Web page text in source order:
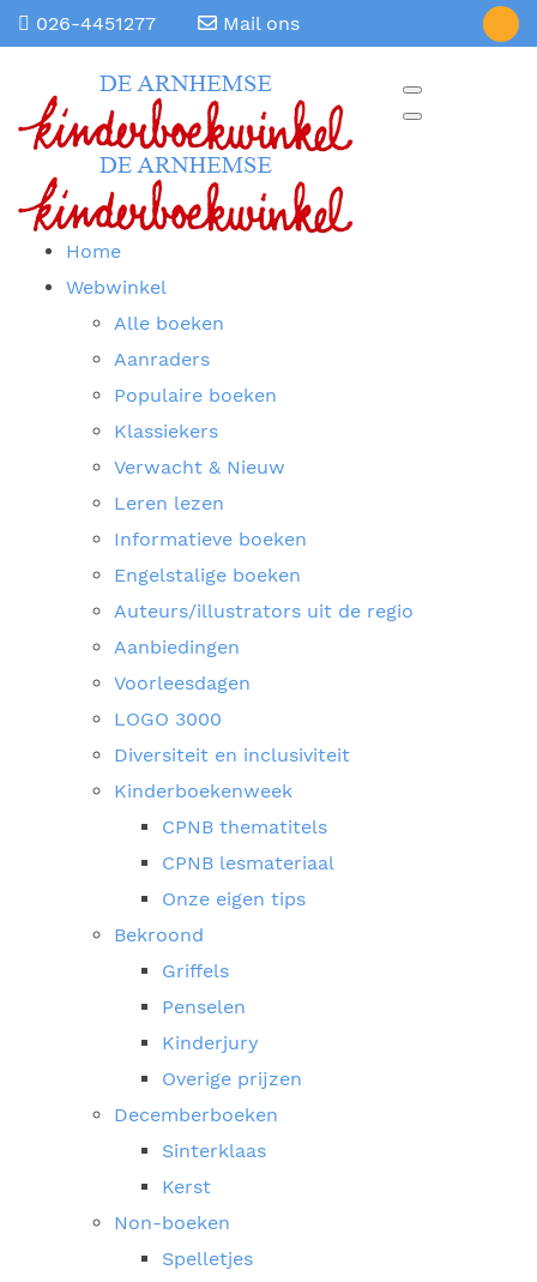
026-4451277 Mail ons
Home
Webwinkel
Alle boeken
Aanraders
Populaire boeken
Klassiekers
Verwacht & Nieuw
Leren lezen
Informatieve boeken
Engelstalige boeken
Auteurs/illustrators uit de regio
Aanbiedingen
Voorleesdagen
LOGO 3000
Diversiteit en inclusiviteit
Kinderboekenweek
CPNB thematitels
CPNB lesmateriaal
Onze eigen tips
Bekroond
Griffels
Penselen
Kinderjury
Overige prijzen
Decemberboeken
Sinterklaas
Kerst
Non-boeken
Spelletjes